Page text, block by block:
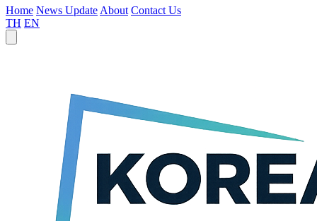
Home News Update About Contact Us
TH EN